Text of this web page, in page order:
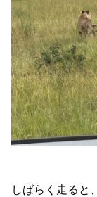
しばらく走ると